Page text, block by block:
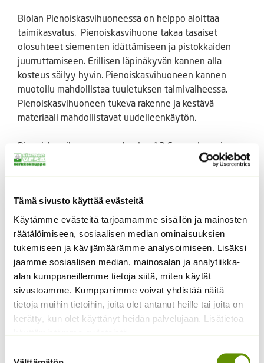
Tämä sivusto käyttää evästeitä
Käytämme evästeitä tarjoamamme sisällön ja mainosten
räätälöimiseen, sosiaalisen median ominaisuuksien
tukemiseen ja kävijämäärämme analysoimiseen. Lisäksi
jaamme sosiaalisen median, mainosalan ja analytiikka-
alan kumppaneillemme tietoja siitä, miten käytät
sivustoamme. Kumppanimme voivat yhdistää näitä
tietoja muihin tietoihin, joita olet antanut heille tai joita on
kerätty, kun olet käyttänyt heidän palvelujaan. Lisätietoa
käyttämistämme evästeistä
Biolan Pienoiskasvihuoneessa on helppo aloittaa
taimikasvatus. Pienoiskasvihuone takaa tasaiset
olosuhteet siementen idättämiseen ja pistokkaiden
juurruttamiseen. Erillisen läpinäkyvän kannen alla
kosteus säilyy hyvin. Pienoiskasvihuoneen kannen
muotoilu mahdollistaa tuuletuksen taimivaiheessa.
Pienoiskasvihuoneen tukeva rakenne ja kestävä
materiaali mahdollistavat uudelleenkäytön.
Pienoiskasvihuoneeseen kuuluu 12 Sammalnappia,
jotka on valmistettu kotimaisesta rahkasammaleesta,
eivätkä ne sisällä lainkaan turvetta.
sammalnapeilla.
Tutustu myös